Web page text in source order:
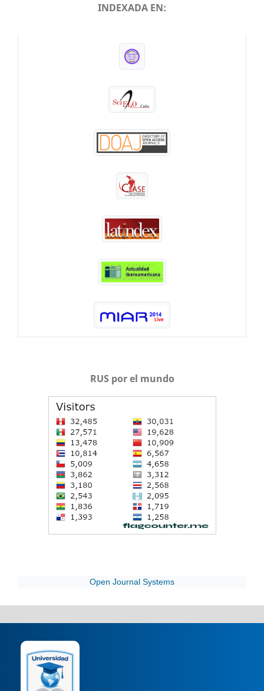
INDEXADA EN:
RUS por el mundo
Open Journal Systems